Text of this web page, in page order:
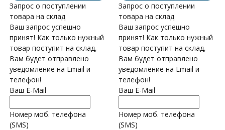
Запрос о поступлении
товара на склад
Ваш запрос успешно
принят! Как только нужный
товар поступит на склад,
Вам будет отправлено
уведомление на Email и
телефон!
Ваш E-Mail
Номер моб. телефона
(SMS)
Запрос о поступлении
товара на склад
Ваш запрос успешно
принят! Как только нужный
товар поступит на склад,
Вам будет отправлено
уведомление на Email и
телефон!
Ваш E-Mail
Номер моб. телефона
(SMS)